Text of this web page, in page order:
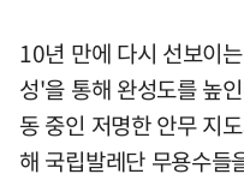
10년 만에 다시 선보이
성'을 통해 완성도를 높
동 중인 저명한 안무 지
해 국립발레단 무용수들